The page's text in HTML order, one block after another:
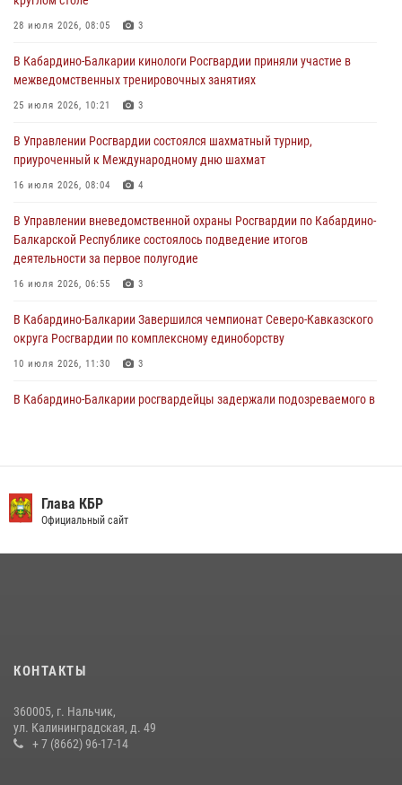
01 августа 2026, 07:30
поздравил специалистов подразделений тыла с профессиональным
праздником
01 августа 2026, 00:10
Росгвардия обеспечивает безопасность граждан на южном
направлении
31 июля 2026, 09:22
Состоялась рабочая встреча директора Росгвардии Героя России
генерала армии Виктора Золотова с заместителем полномочного
представителя Президента Российской Федерации в Северо-
Кавказском федеральном округе Виталием Кузнецовым
28 июля 2026, 08:05 3
В Кабардино-Балкарии кинологи Росгвардии приняли участие в
межведомственных тренировочных занятиях
25 июля 2026, 10:21 3
В Управлении Росгвардии состоялся шахматный турнир,
приуроченный к Международному дню шахмат
16 июля 2026, 08:04 4
В Управлении вневедомственной охраны Росгвардии по Кабардино-
Балкарской Республике состоялось подведение итогов
деятельности за первое полугодие
16 июля 2026, 06:55 3
В Кабардино-Балкарии Завершился чемпионат Северо-Кавказского
округа Росгвардии по комплексному единоборству
10 июля 2026, 11:30 3
В Кабардино-Балкарии росгвардейцы задержали подозреваемого в
округе Росгвардии
09 июля 2026, 08:36
В Кабардино-Балкарии при силовой поддержке Росгвардии изъяты
оружие и наркотические средства
Глава КБР
Официальный сайт
КОНТАКТЫ
360005, г. Нальчик,
ул. Калининградская, д. 49
+ 7 (8662) 96-17-14